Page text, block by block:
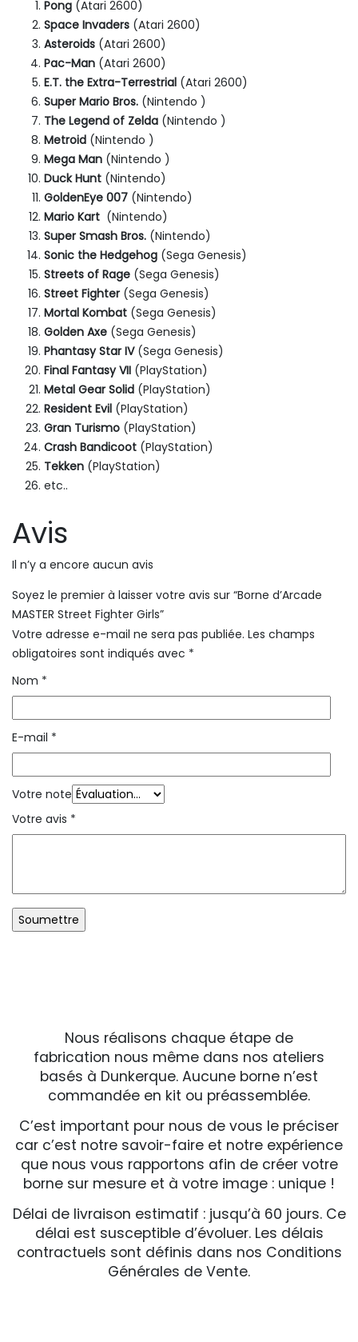
Pong (Atari 2600)
Space Invaders (Atari 2600)
Asteroids (Atari 2600)
Pac-Man (Atari 2600)
E.T. the Extra-Terrestrial (Atari 2600)
Super Mario Bros. (Nintendo )
The Legend of Zelda (Nintendo )
Metroid (Nintendo )
Mega Man (Nintendo )
Duck Hunt (Nintendo)
GoldenEye 007 (Nintendo)
Mario Kart (Nintendo)
Super Smash Bros. (Nintendo)
Sonic the Hedgehog (Sega Genesis)
Streets of Rage (Sega Genesis)
Street Fighter (Sega Genesis)
Mortal Kombat (Sega Genesis)
Golden Axe (Sega Genesis)
Phantasy Star IV(Sega Genesis)
Final Fantasy VII (PlayStation)
Metal Gear Solid (PlayStation)
Resident Evil (PlayStation)
Gran Turismo (PlayStation)
Crash Bandicoot (PlayStation)
Tekken (PlayStation)
etc..
Avis
Il n’y a encore aucun avis
Soyez le premier à laisser votre avis sur “Borne d’Arcade
MASTER Street Fighter Girls”
Votre adresse e-mail ne sera pas publiée. Les champs
obligatoires sont indiqués avec *
Nom *
E-mail *
Votre note
Votre avis *
Nous réalisons chaque étape de
fabrication nous même dans nos ateliers
basés à Dunkerque. Aucune borne n’est
commandée en kit ou préassemblée.
C’est important pour nous de vous le préciser
car c’est notre savoir-faire et notre expérience
que nous vous rapportons afin de créer votre
borne sur mesure et à votre image : unique !
Délai de livraison estimatif : jusqu’à 60 jours. Ce
délai est susceptible d’évoluer. Les délais
contractuels sont définis dans nos Conditions
Générales de Vente.